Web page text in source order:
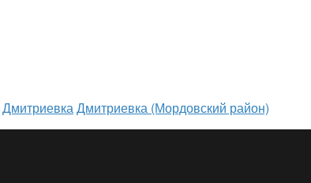
ДмитриевкаДмитриевка (Мордовский район)